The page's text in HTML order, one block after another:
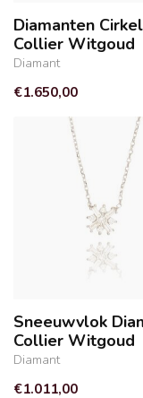
Diamanten Cirkel
Collier Witgoud
Diamant
€1.650,00
Sneeuwvlok
Collier Witgoud
Diamant
€1.011,00